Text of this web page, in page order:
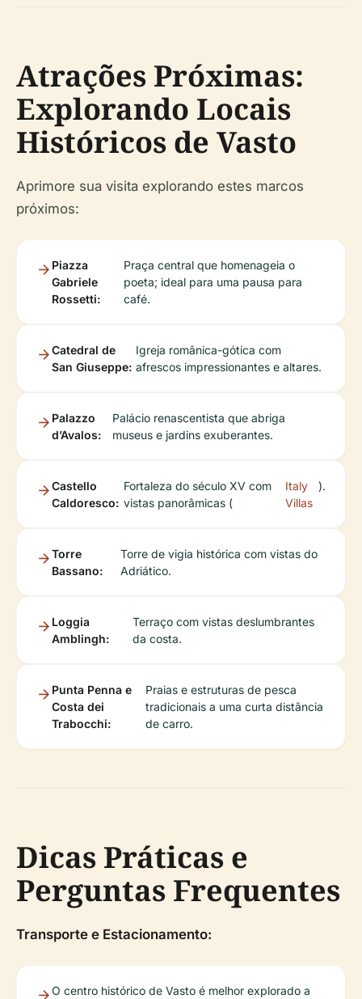
Atrações Próximas:
Explorando Locais
Históricos de Vasto
Aprimore sua visita explorando estes marcos
próximos:
Piazza
Gabriele
Rossetti:
Praça central que homenageia o
poeta; ideal para uma pausa para
café.
Catedral de
San Giuseppe:
Igreja românica-gótica com
afrescos impressionantes e altares.
Palazzo
d’Avalos:
Palácio renascentista que abriga
museus e jardins exuberantes.
Castello
Caldoresco:
Fortaleza do século XV com
vistas panorâmicas (
Italy
Villas
).
Torre
Bassano:
Torre de vigia histórica com vistas do
Adriático.
Loggia
Amblingh:
Terraço com vistas deslumbrantes
da costa.
Punta Penna e
Costa dei
Trabocchi:
Praias e estruturas de pesca
tradicionais a uma curta distância
de carro.
Dicas Práticas e
Perguntas Frequentes
Transporte e Estacionamento:
O centro histórico de Vasto é melhor explorado a